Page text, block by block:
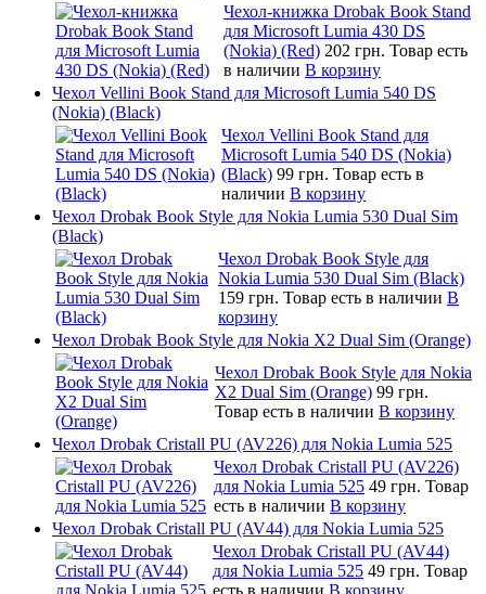
Чехол-книжка Drobak Book Stand
для Microsoft Lumia 430 DS
(Nokia) (Red) 202 грн. Товар есть
в наличии В корзину
Чехол Vellini Book Stand для Microsoft Lumia 540 DS
(Nokia) (Black)
Чехол Vellini Book Stand для
Microsoft Lumia 540 DS (Nokia)
(Black) 99 грн. Товар есть в
наличии В корзину
Чехол Drobak Book Style для Nokia Lumia 530 Dual Sim
(Black)
Чехол Drobak Book Style для
Nokia Lumia 530 Dual Sim (Black)
159 грн. Товар есть в наличии В
корзину
Чехол Drobak Book Style для Nokia X2 Dual Sim (Orange)
Чехол Drobak Book Style для Nokia
X2 Dual Sim (Orange) 99 грн.
Товар есть в наличии В корзину
Чехол Drobak Cristall PU (AV226) для Nokia Lumia 525
Чехол Drobak Cristall PU (AV226)
для Nokia Lumia 525 49 грн. Товар
есть в наличии В корзину
Чехол Drobak Cristall PU (AV44) для Nokia Lumia 525
Чехол Drobak Cristall PU (AV44)
для Nokia Lumia 525 49 грн. Товар
есть в наличии В корзину